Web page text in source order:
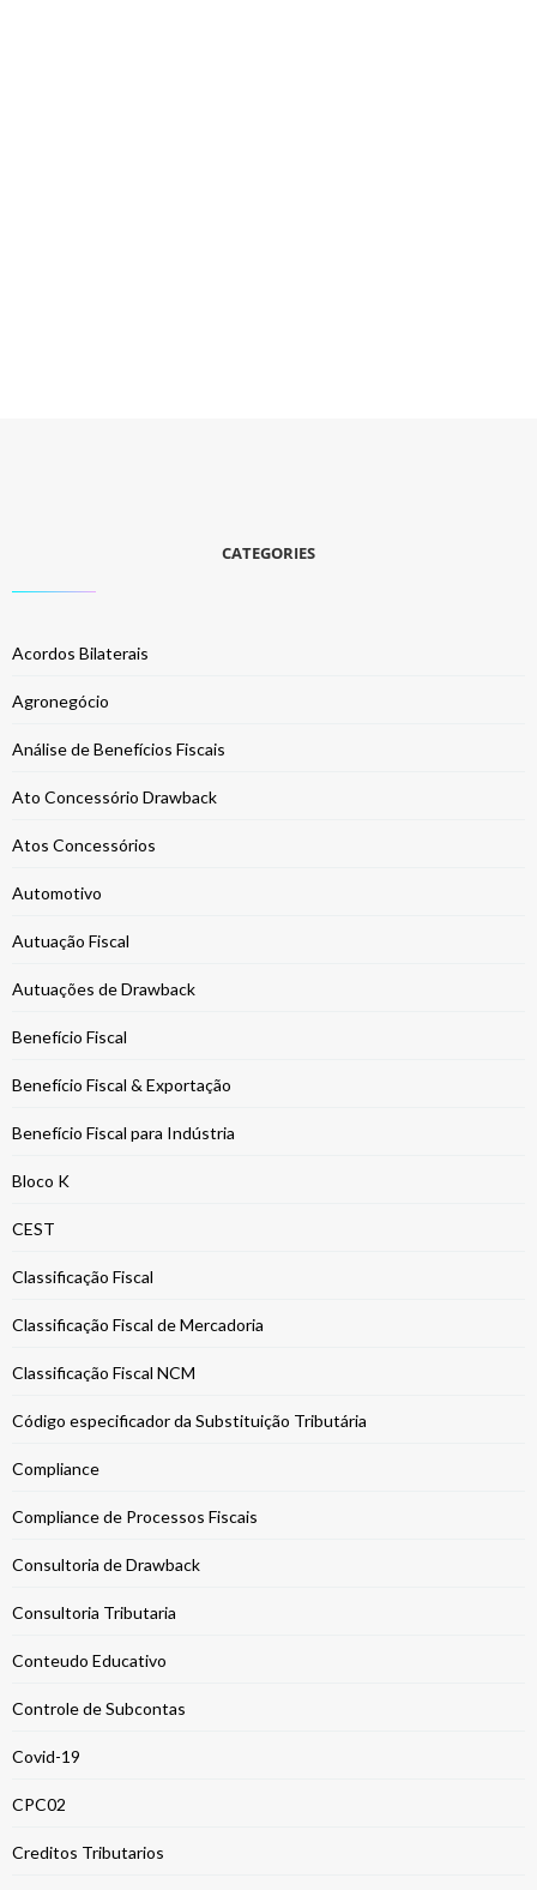
CATEGORIES
Acordos Bilaterais
Agronegócio
Análise de Benefícios Fiscais
Ato Concessório Drawback
Atos Concessórios
Automotivo
Autuação Fiscal
Autuações de Drawback
Benefício Fiscal
Benefício Fiscal & Exportação
Benefício Fiscal para Indústria
Bloco K
CEST
Classificação Fiscal
Classificação Fiscal de Mercadoria
Classificação Fiscal NCM
Código especificador da Substituição Tributária
Compliance
Compliance de Processos Fiscais
Consultoria de Drawback
Consultoria Tributaria
Conteudo Educativo
Controle de Subcontas
Covid-19
CPC02
Creditos Tributarios